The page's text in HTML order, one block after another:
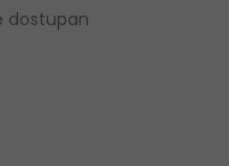
dostupan